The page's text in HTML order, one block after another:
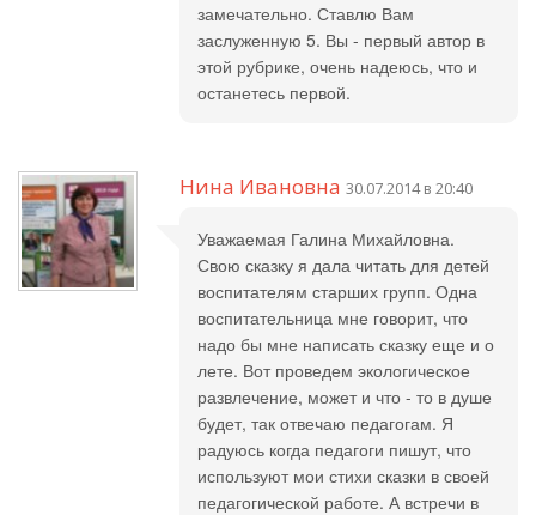
замечательно. Ставлю Вам
заслуженную 5. Вы - первый автор в
этой рубрике, очень надеюсь, что и
останетесь первой.
Нина Ивановна 30.07.2014 в 20:40
Уважаемая Галина Михайловна.
Свою сказку я дала читать для детей
воспитателям старших групп. Одна
воспитательница мне говорит, что
надо бы мне написать сказку еще и о
лете. Вот проведем экологическое
развлечение, может и что - то в душе
будет, так отвечаю педагогам. Я
радуюсь когда педагоги пишут, что
используют мои стихи сказки в своей
педагогической работе. А встречи в